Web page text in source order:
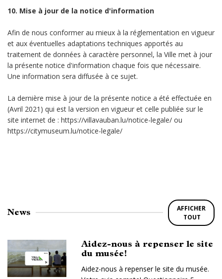
10. Mise à jour de la notice d'information
Afin de nous conformer au mieux à la réglementation en vigueur
et aux éventuelles adaptations techniques apportés au
traitement de données à caractère personnel, la Ville met à jour
la présente notice d'information chaque fois que nécessaire.
Une information sera diffusée à ce sujet.
La dernière mise à jour de la présente notice a été effectuée en
(Avril 2021) qui est la version en vigueur et celle publiée sur le
site internet de : https://villavauban.lu/notice-legale/ ou
https://citymuseum.lu/notice-legale/
News
AFFICHER
TOUT
Aidez-nous à repenser le site
du musée!
Aidez-nous à repenser le site du musée.